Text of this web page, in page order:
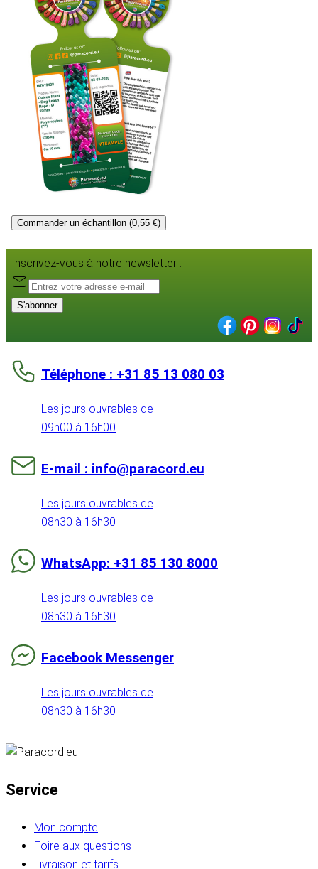
Commander un échantillon (0,55 €)
Inscrivez-vous à notre newsletter :
S'abonner
Téléphone : +31 85 13 080 03
Les jours ouvrables de
09h00 à 16h00
E-mail : info@paracord.eu
Les jours ouvrables de
08h30 à 16h30
WhatsApp: +31 85 130 8000
Les jours ouvrables de
08h30 à 16h30
Facebook Messenger
Les jours ouvrables de
08h30 à 16h30
Service
Mon compte
Foire aux questions
Livraison et tarifs